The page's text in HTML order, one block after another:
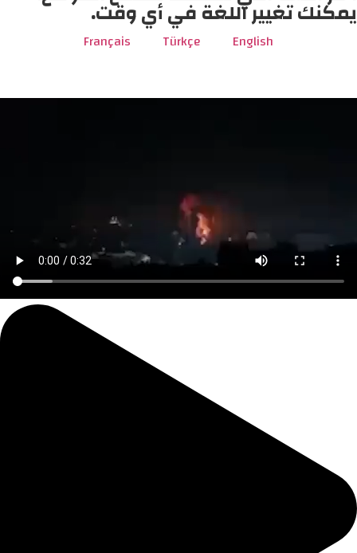
يمكنك تغيير اللغة في أي وقت.
English
Türkçe
Français